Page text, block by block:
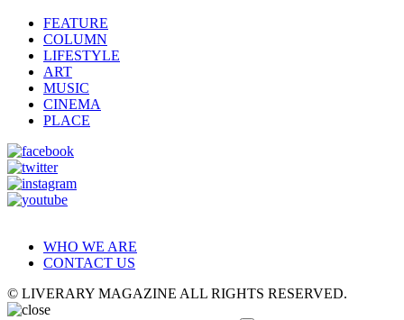
FEATURE
COLUMN
LIFESTYLE
ART
MUSIC
CINEMA
PLACE
WHO WE ARE
CONTACT US
© LIVERARY MAGAZINE ALL RIGHTS RESERVED.